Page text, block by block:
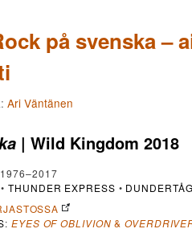
på svenska –
Ari Väntänen
| Wild Kingdom 2018
•THUNDER EXPRESS •
:EYES OF OBLIVION &